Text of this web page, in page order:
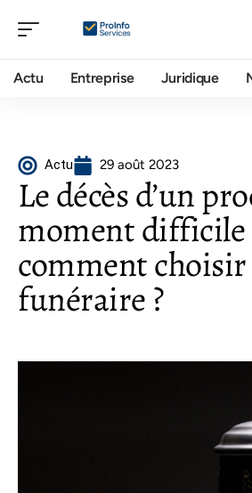
Actu Entreprise Juridique
Actu 29 août 2023
Le décès d’un
moment difficile
comment choisir
funéraire ?